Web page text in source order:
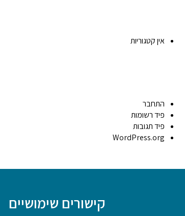
אין קטגוריות
התחבר
פיד רשומות
פיד תגובות
WordPress.org
קישורים שימושיים